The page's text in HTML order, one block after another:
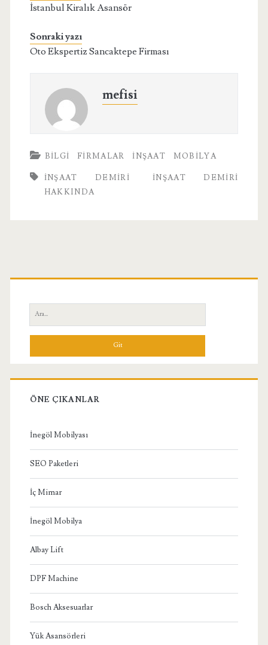
İstanbul Kiralık Asansör
Sonraki yazı
Oto Ekspertiz Sancaktepe Firması
mefisi
BILGI FIRMALAR İNŞAAT MOBILYA
INŞAAT DEMIRI
İNŞAAT DEMIRI
HAKKINDA
Birincil
Yan
Menü
Ara:
ÖNE ÇIKANLAR
İnegöl Mobilyası
SEO Paketleri
İç Mimar
İnegöl Mobilya
Albay Lift
DPF Machine
Bosch Aksesuarlar
Yük Asansörleri